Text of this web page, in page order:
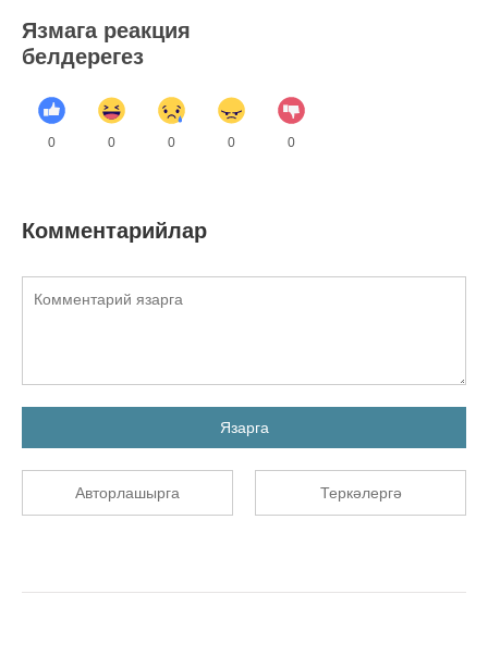
Язмага реакция
белдерегез
0 0 0 0 0
Комментарийлар
Язарга
Авторлашырга Теркәлергә